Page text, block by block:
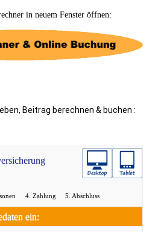
in neuem Fenster öffnen:
Beitrag berechnen & buchen :